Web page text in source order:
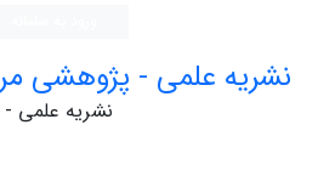
نشریه علمی - پژوهشی
نشریه علمی